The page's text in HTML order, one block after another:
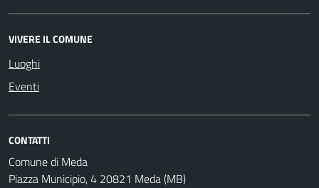
VIVERE IL COMUNE
Luoghi
Eventi
CONTATTI
Comune di Meda
Piazza Municipio, 4 20821 Meda (MB)